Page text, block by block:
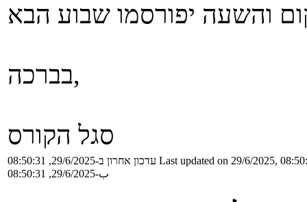
בברכה,
סגל הקורס
עדכון אחרון ב-29/6/2025, 08:50:31 Last updated on 29/6/2025,
ب-29/6/2025, 08:50:31